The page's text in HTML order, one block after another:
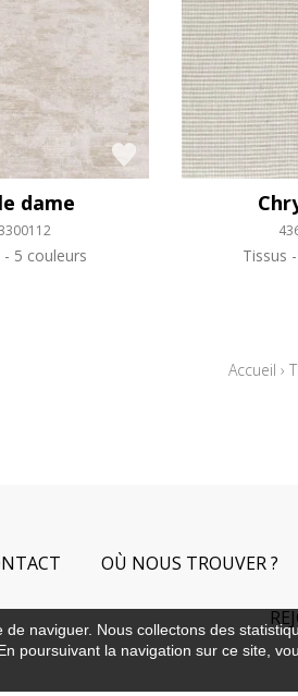
dame
5 couleurs Tissus
Accueil ›
OÙ NOUS TROUVER ?
naviguer. Nous collectons des
poursuivant la navigation sur ce site,